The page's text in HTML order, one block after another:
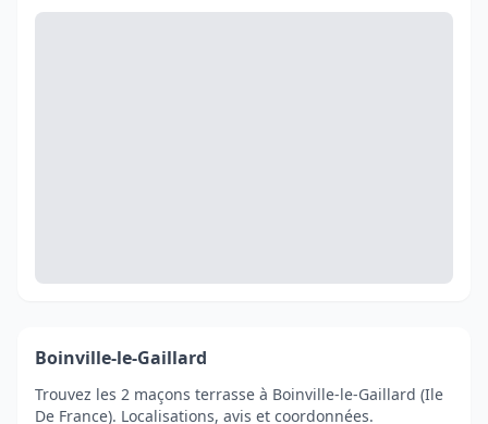
Boinville-le-Gaillard
Trouvez les 2 maçons terrasse à Boinville-le-Gaillard (Ile
De France). Localisations, avis et coordonnées.